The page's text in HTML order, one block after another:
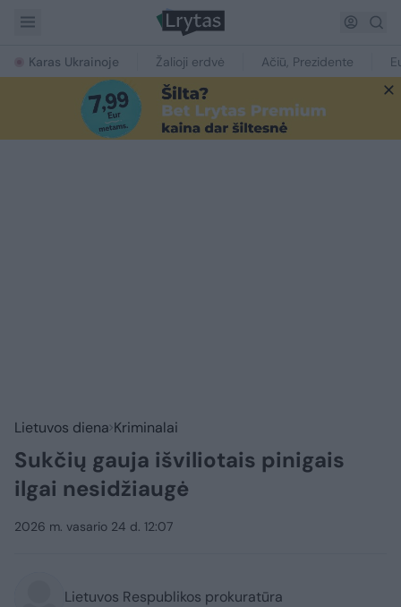
Karas Ukrainoje Žalioji erdvė Ačiū, Prezidente
Lietuvos diena Kriminalai
Sukčių gauja išviliotais pinigais
ilgai nesidžiaugė
2026 m. vasario 24 d. 12:07
Lietuvos Respublikos prokuratūra